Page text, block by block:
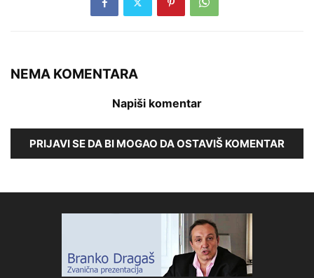
NEMA KOMENTARA
Napiši komentar
PRIJAVI SE DA BI MOGAO DA OSTAVIŠ KOMENTAR